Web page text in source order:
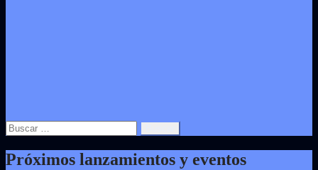
Buscar:
Próximos lanzamientos y eventos